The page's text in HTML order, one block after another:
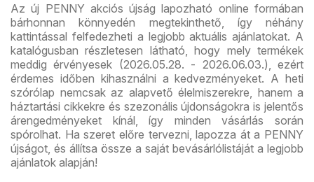
Az új PENNY akciós újság lapozható online formában
bárhonnan könnyedén megtekinthető, így néhány
kattintással felfedezheti a legjobb aktuális ajánlatokat. A
katalógusban részletesen látható, hogy mely termékek
meddig érvényesek (2026.05.28. - 2026.06.03.), ezért
érdemes időben kihasználni a kedvezményeket. A heti
szórólap nemcsak az alapvető élelmiszerekre, hanem a
háztartási cikkekre és szezonális újdonságokra is jelentős
árengedményeket kínál, így minden vásárlás során
spórolhat. Ha szeret előre tervezni, lapozza át a PENNY
újságot, és állítsa össze a saját bevásárlólistáját a legjobb
ajánlatok alapján!